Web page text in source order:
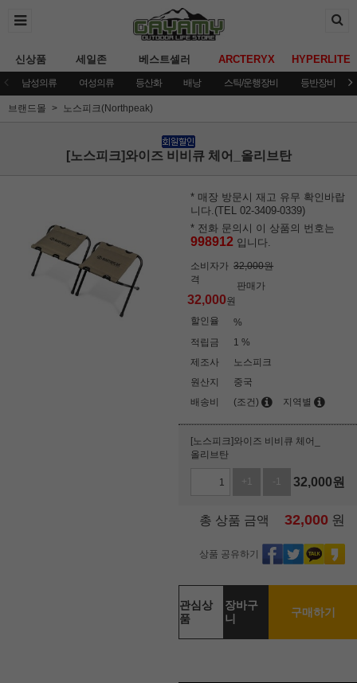
신상품 세일존 베스트셀러 ARCTERYX HYPERLITE
남성의류 여성의류 등산화 배낭 스틱/운행장비 등반장비
브랜드몰 노스피크(Northpeak)
[노스피크]와이즈 비비큐 체어_올리브탄
* 매장 방문시 재고 유무 확인바랍
니다.(TEL 02-3409-0339)
* 전화 문의시 이 상품의 번호는
998912 입니다.
소비자가
격
32,000원
판매가
32,000원
할인율
%
적립금
1 %
제조사
노스피크
원산지
중국
배송비
(조건) 지역별
[노스피크]와이즈 비비큐 체어_
올리브탄
+1 -1 32,000원
총 상품 금액 32,000 원
상품 공유하기
관심상
품
장바구
니
구매하기